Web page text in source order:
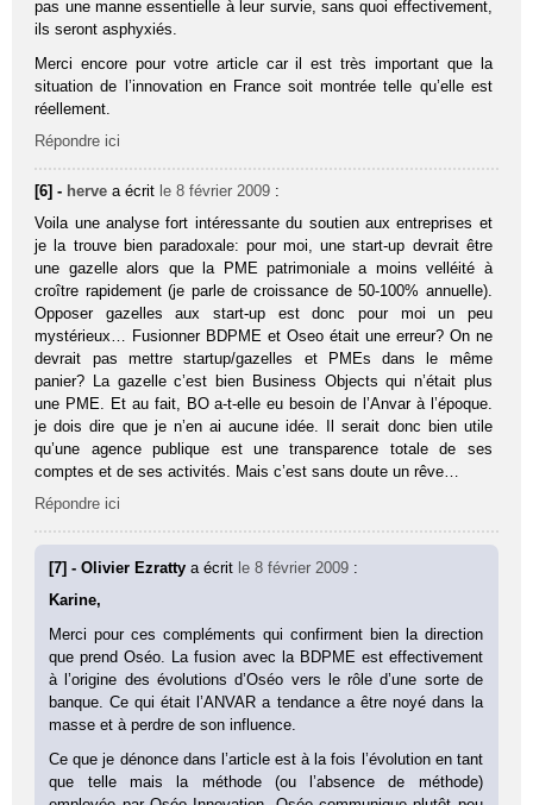
pas une manne essentielle à leur survie, sans quoi effectivement,
ils seront asphyxiés.
Merci encore pour votre article car il est très important que la
situation de l’innovation en France soit montrée telle qu’elle est
réellement.
Répondre ici
[6] - herve a écrit le 8 février 2009 :
Voila une analyse fort intéressante du soutien aux entreprises et
je la trouve bien paradoxale: pour moi, une start-up devrait être
une gazelle alors que la PME patrimoniale a moins velléité à
croître rapidement (je parle de croissance de 50-100% annuelle).
Opposer gazelles aux start-up est donc pour moi un peu
mystérieux… Fusionner BDPME et Oseo était une erreur? On ne
devrait pas mettre startup/gazelles et PMEs dans le même
panier? La gazelle c’est bien Business Objects qui n’était plus
une PME. Et au fait, BO a-t-elle eu besoin de l’Anvar à l’époque.
je dois dire que je n’en ai aucune idée. Il serait donc bien utile
qu’une agence publique est une transparence totale de ses
comptes et de ses activités. Mais c’est sans doute un rêve…
Répondre ici
[7] - Olivier Ezrattya écrit le 8 février 2009 :
Karine,
Merci pour ces compléments qui confirment bien la direction
que prend Oséo. La fusion avec la BDPME est effectivement
à l’origine des évolutions d’Oséo vers le rôle d’une sorte de
banque. Ce qui était l’ANVAR a tendance a être noyé dans la
masse et à perdre de son influence.
Ce que je dénonce dans l’article est à la fois l’évolution en tant
que telle mais la méthode (ou l’absence de méthode)